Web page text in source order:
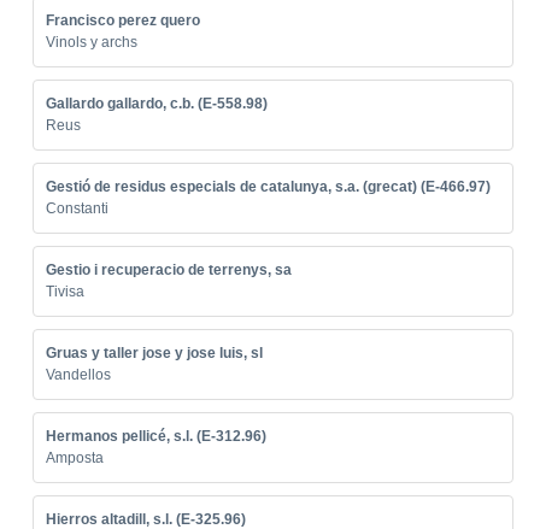
Francisco perez quero
Vinols y archs
Gallardo gallardo, c.b. (E-558.98)
Reus
Gestió de residus especials de catalunya, s.a. (grecat) (E-466.97)
Constanti
Gestio i recuperacio de terrenys, sa
Tivisa
Gruas y taller jose y jose luis, sl
Vandellos
Hermanos pellicé, s.l. (E-312.96)
Amposta
Hierros altadill, s.l. (E-325.96)